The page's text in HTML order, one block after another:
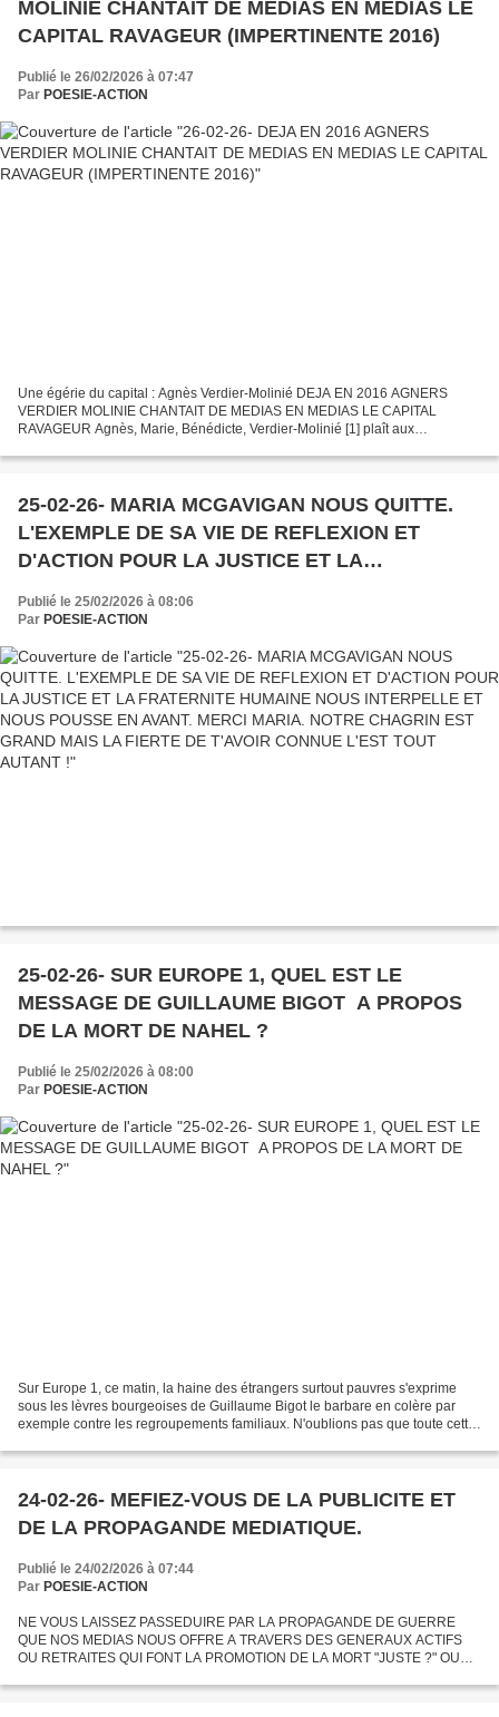
MOLINIE CHANTAIT DE MEDIAS EN MEDIAS LE
CAPITAL RAVAGEUR (IMPERTINENTE 2016)
Publié le 26/02/2026 à 07:47
Par POESIE-ACTION
Une égérie du capital : Agnès Verdier-Molinié DEJA EN 2016 AGNERS
VERDIER MOLINIE CHANTAIT DE MEDIAS EN MEDIAS LE CAPITAL
RAVAGEUR Agnès, Marie, Bénédicte, Verdier-Molinié [1] plaît aux
25-02-26- MARIA MCGAVIGAN NOUS QUITTE.
L'EXEMPLE DE SA VIE DE REFLEXION ET
D'ACTION POUR LA JUSTICE ET LA
NOUS POUSSE EN AVANT. MERCI MARIA.
DE T'AVOIR CONNUE L'EST TOUT AUTANT !
Publié le 25/02/2026 à 08:06
Par POESIE-ACTION
25-02-26- SUR EUROPE 1, QUEL EST LE
MESSAGE DE GUILLAUME BIGOT A PROPOS
DE LA MORT DE NAHEL ?
Publié le 25/02/2026 à 08:00
Par POESIE-ACTION
Sur Europe 1, ce matin, la haine des étrangers surtout pauvres s'exprime
sous les lèvres bourgeoises de Guillaume Bigot le barbare en colère par
exemple contre les regroupements familiaux. N'oublions pas que toute cette
24-02-26- MEFIEZ-VOUS DE LA PUBLICITE ET
DE LA PROPAGANDE MEDIATIQUE.
Publié le 24/02/2026 à 07:44
Par POESIE-ACTION
NE VOUS LAISSEZ PASSEDUIRE PAR LA PROPAGANDE DE GUERRE
QUE NOS MEDIAS NOUS OFFRE A TRAVERS DES GENERAUX ACTIFS
OU RETRAITES QUI FONT LA PROMOTION DE LA MORT "JUSTE ?" OU
AFFIRMENT QUE QUENTIN EST MORT...